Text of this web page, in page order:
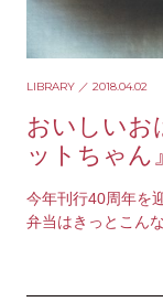
LIBRARY ／ 2018.04.02
おいしいお
ットちゃん
と山のもの
今年刊行40周年を
弁当はきっとこん